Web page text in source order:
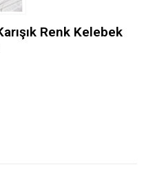
Renk Kelebek